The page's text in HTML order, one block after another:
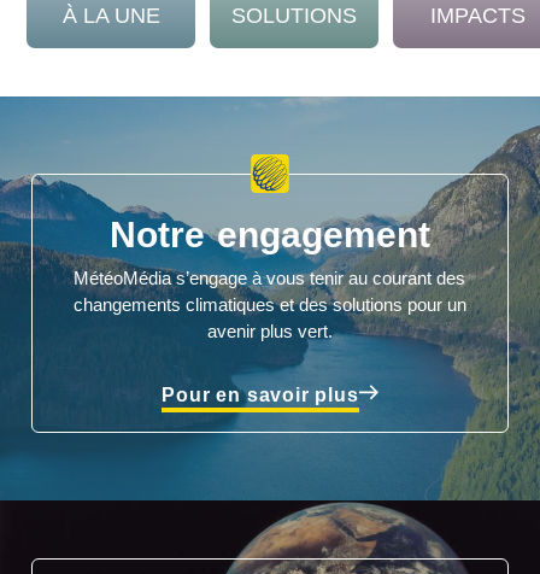
À LA UNE SOLUTIONS IMPACTS
Notre engagement
MétéoMédia s’engage à vous tenir au courant des
changements climatiques et des solutions pour un
avenir plus vert.
Pour en savoir plus